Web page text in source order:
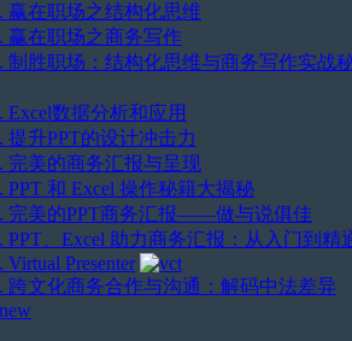
赢在职场之结构化思维
赢在职场之商务写作
制胜职场：结构化思维与商务写作实战
Excel数据分析和应用
提升PPT的设计冲击力
完美的商务汇报与呈现
PPT 和 Excel 操作秘籍大揭秘
完美的PPT商务汇报——做与说俱佳
PPT、Excel 助力商务汇报：从入门到精
Virtual Presenter
跨文化商务合作与沟通：解码中法差异